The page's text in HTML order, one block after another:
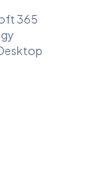
365